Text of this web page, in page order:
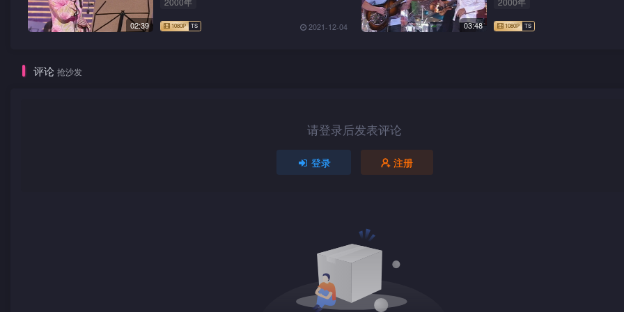
02:39 2021-12-04 03:48
评论 抢沙发
请登录后发表评论
登录 注册